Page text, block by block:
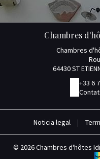
Chambres
Chambres
64430 ST
+33 6
Noticia legal |
© 2026 Chambres d'hôtes